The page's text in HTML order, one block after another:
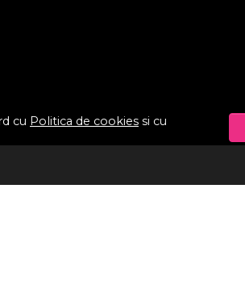
cu Politica de cookies si cu